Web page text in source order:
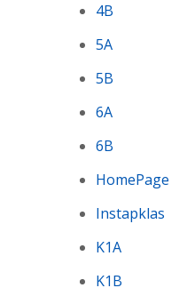
4B
5A
5B
6A
6B
HomePage
Instapklas
K1A
K1B